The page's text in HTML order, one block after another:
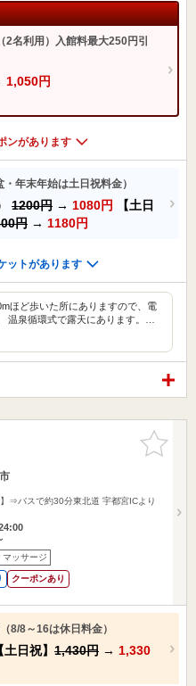
2名利用）入館料最大250円引
1,050円
ンがあります
年末年始は土日祝料金）
1200円 → 1080円
【土日
円 → 1180円
ットがあります
ほど歩いた所にありますので、電
温泉循環式で露天にあります。…
お気に入
りに追加
】⇒バスで約30分東北道 宇都宮ICより
マッサージ
クーポンあり
8/8～16は休日料金）
日祝】 1,430円 → 1,330